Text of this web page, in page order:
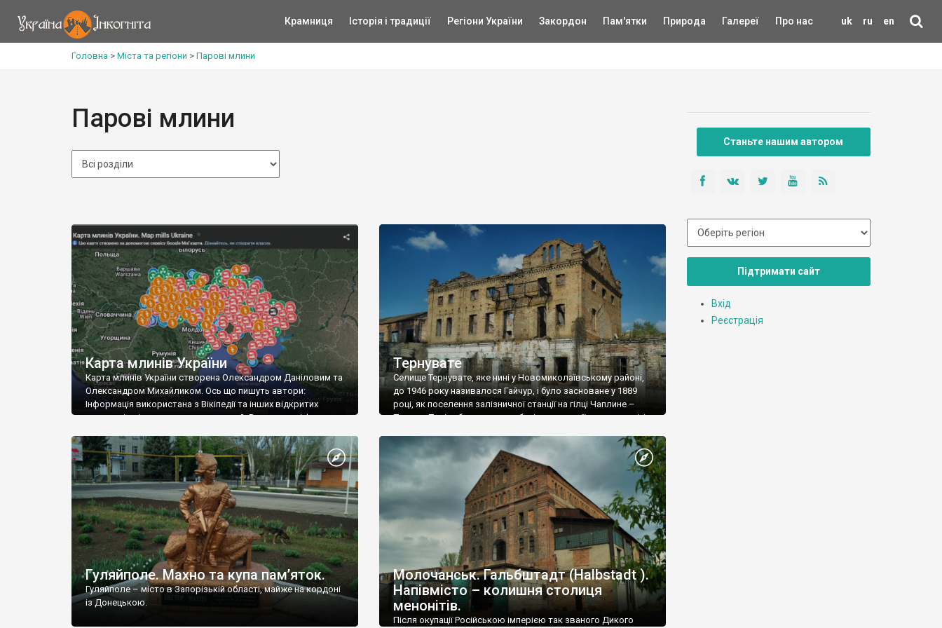
uk ru en
Крамниця Історія і традиції Регіони України Закордон Пам'ятки Природа Галереї Про нас
Головна > Міста та регіони > Парові млини
Парові млини
Карта млинів України
Карта млинів України створена Олександром Даніловим та
Олександром Михайликом. Ось що пишуть автори:
Інформація використана з Вікіпедії та інших відкритих
джерел, і звісно власних подорожей. Використані фото
по можливості вказано. Звісно, що на карті ще не усі
збережені млини. Робота над картою триває постійно. Будь
ласка, […]
Тернувате
Селище Тернувате, яке нині у Новомиколаївському районі,
до 1946 року називалося Гайчур, і було засноване у 1889
році, як поселення залізничної станції на гілці Чаплине –
Пологи. Тоді ж було зведено будівлю станції, яка, до речі, і
пакгауза. Трохи пізніше звели велику будівлю парового
млина. Як і більшість […]
Гуляйполе. Махно та купа пам’яток.
Гуляйполе – місто в Запорізькій області, майже на кордоні
із Донецькою.
Молочанськ. Гальбштадт (Halbstadt ).
Напівмісто – колишня столиця
менонітів.
Після окупації Російською імперією так званого Дикого
Станьте нашим автором
Підтримати сайт
Вхід
Реєстрація